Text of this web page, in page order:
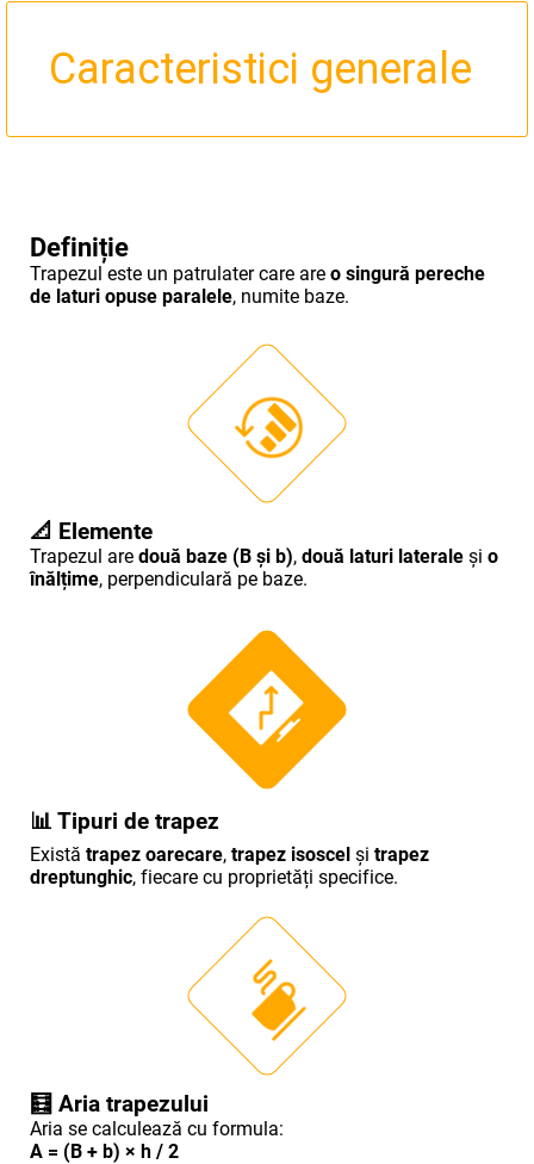
Caracteristici generale
Definiție
Trapezul este un patrulater care are o singură pereche
de laturi opuse paralele, numite baze.
📐 Elemente
Trapezul are două baze (B și b), două laturi laterale și o
înălțime, perpendiculară pe baze.
📊Tipuri de trapez
Există trapez oarecare, trapez isoscel și trapez
dreptunghic, fiecare cu proprietăți specifice.
🧮 Aria trapezului
Aria se calculează cu formula:
A = (B + b) × h / 2